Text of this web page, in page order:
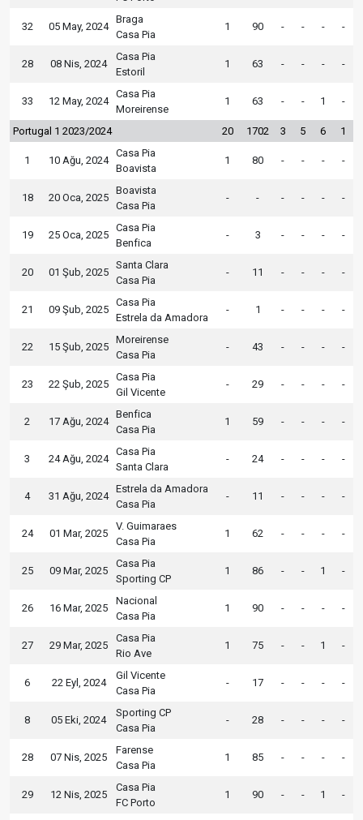
32 05 May, 2024
Braga
Casa Pia
1 90 - - - -
28 08 Nis, 2024
Casa Pia
Estoril
1 63 - - - -
33 12 May, 2024
Casa Pia
Moreirense
1 63 - - 1 -
Portugal 1 2023/2024 20 1702 3 5 6 1
1 10 Ağu, 2024
Casa Pia
Boavista
1 80 - - - -
18 20 Oca, 2025
Boavista
Casa Pia
- - - - - -
19 25 Oca, 2025
Casa Pia
Benfica
- 3 - - - -
20 01 Şub, 2025
Santa Clara
Casa Pia
- 11 - - - -
21 09 Şub, 2025
Casa Pia
Estrela da Amadora
- 1 - - - -
22 15 Şub, 2025
Moreirense
Casa Pia
- 43 - - - -
23 22 Şub, 2025
Casa Pia
Gil Vicente
- 29 - - - -
2 17 Ağu, 2024
Benfica
Casa Pia
1 59 - - - -
3 24 Ağu, 2024
Casa Pia
Santa Clara
- 24 - - - -
4 31 Ağu, 2024
Estrela da Amadora
Casa Pia
- 11 - - - -
24 01 Mar, 2025
V. Guimaraes
Casa Pia
1 62 - - - -
25 09 Mar, 2025
Casa Pia
Sporting CP
1 86 - - 1 -
26 16 Mar, 2025
Nacional
Casa Pia
1 90 - - - -
27 29 Mar, 2025
Casa Pia
Rio Ave
1 75 - - 1 -
6 22 Eyl, 2024
Gil Vicente
Casa Pia
- 17 - - - -
8 05 Eki, 2024
Sporting CP
Casa Pia
- 28 - - - -
28 07 Nis, 2025
Farense
Casa Pia
1 85 - - - -
29 12 Nis, 2025
Casa Pia
FC Porto
1 90 - - 1 -